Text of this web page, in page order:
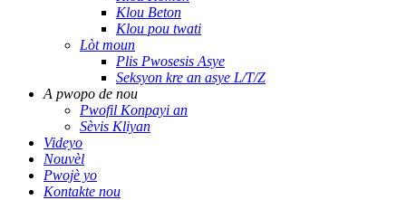
Klou Beton
Klou pou twati
Lòt moun
Plis Pwosesis Asye
Seksyon kre an asye L/T/Z
A pwopo de nou
Pwofil Konpayi an
Sèvis Kliyan
Videyo
Nouvèl
Pwojè yo
Kontakte nou